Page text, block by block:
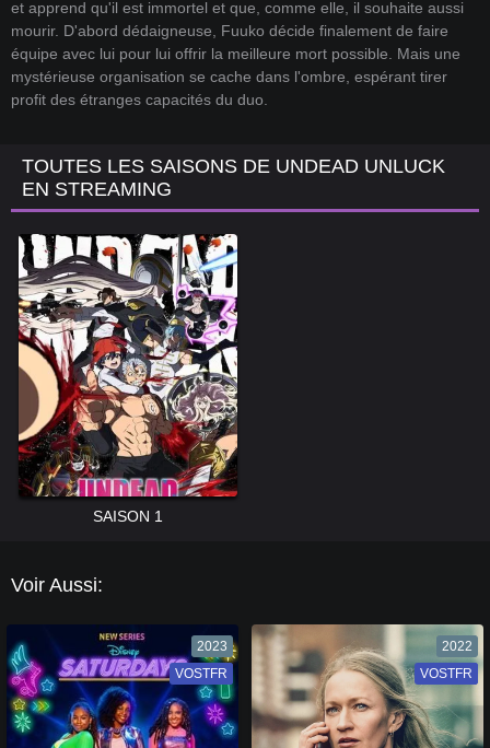
et apprend qu'il est immortel et que, comme elle, il souhaite aussi
mourir. D'abord dédaigneuse, Fuuko décide finalement de faire
équipe avec lui pour lui offrir la meilleure mort possible. Mais une
mystérieuse organisation se cache dans l'ombre, espérant tirer
profit des étranges capacités du duo.
TOUTES LES SAISONS DE UNDEAD UNLUCK
EN STREAMING
SAISON 1
Voir Aussi:
2023
VF
VOSTFR
2022
VF
VOSTFR